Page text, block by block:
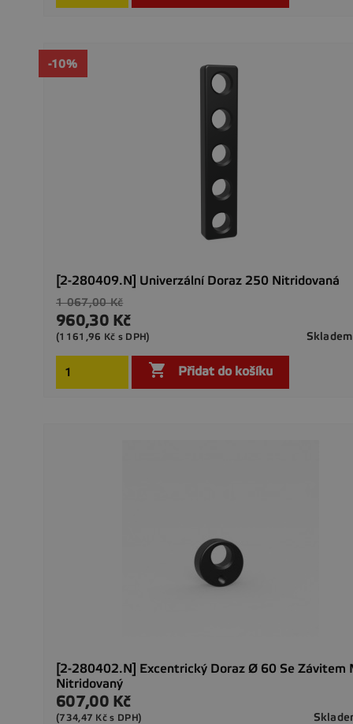
[2-280409.N] Univerzální Doraz 250 Nitridovaná
Běžná
cena
1 067,00 Kč
-10%
Cena
960,30 Kč
Skladem
(1161,96 Kč s DPH)
 Přidat do košíku
[2-280402.N] Excentrický Doraz Ø 60 Se Závitem
Nitridovaný
Cena
607,00 Kč
(734,47 Kč s DPH)